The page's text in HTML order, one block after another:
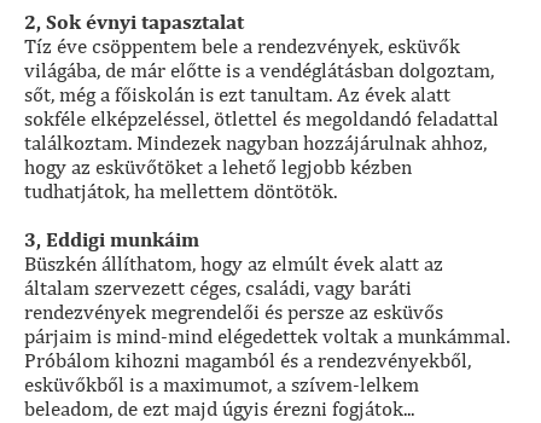
2, Sok évnyi tapasztalat
Tíz éve csöppentem bele a rendezvények, esküvők
világába, de már előtte is a vendéglátásban dolgoztam,
sőt, még a főiskolán is ezt tanultam. Az évek alatt
sokféle elképzeléssel, ötlettel és megoldandó feladattal
találkoztam. Mindezek nagyban hozzájárulnak ahhoz,
hogy az esküvőtöket a lehető legjobb kézben
tudhatjátok, ha mellettem döntötök.
3, Eddigi munkáim
Büszkén állíthatom, hogy az elmúlt évek alatt az
általam szervezett céges, családi, vagy baráti
rendezvények megrendelői és persze az esküvős
párjaim is mind-mind elégedettek voltak a munkámmal.
Próbálom kihozni magamból és a rendezvényekből,
esküvőkből is a maximumot, a szívem-lelkem
beleadom, de ezt majd úgyis érezni fogjátok...